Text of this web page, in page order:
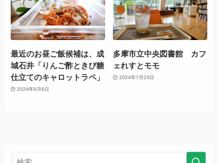
最近のお昼ご飯候補は、成
城石井「りんご酢ときび糖
仕立てのキャロットラペ」
2024年8月6日
多摩市立中央図書館 カフ
ェれすとモモ
2024年7月23日